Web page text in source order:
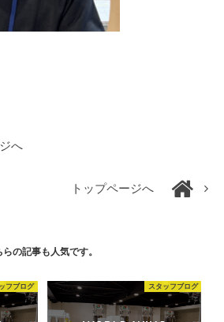
へ
トップページへ
らの記事も人気です。
フブログ スタッフブログ